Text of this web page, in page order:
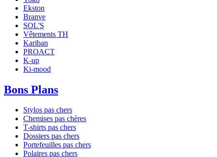
Ekston
Branve
SOL'S
Vêtements TH
Kariban
PROACT
K-up
Ki-mood
Bons Plans
Stylos pas chers
Chemises pas chères
T-shirts pas chers
Dossiers pas chers
Portefeuilles pas chers
Polaires pas chers